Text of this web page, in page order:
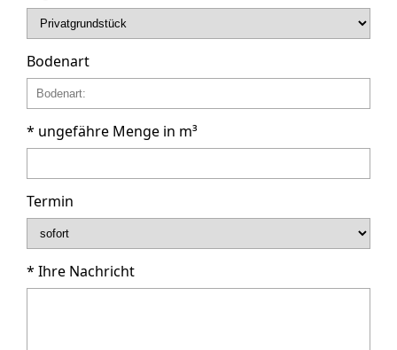
Bodenart
* ungefähre Menge in m³
Termin
* Ihre Nachricht